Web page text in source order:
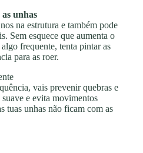
unhas
na estrutura e também pode
Sem esquece que aumenta o
frequente, tenta pintar as
para as roer.
vais prevenir quebras e
e evita movimentos
tuas unhas não ficam com as